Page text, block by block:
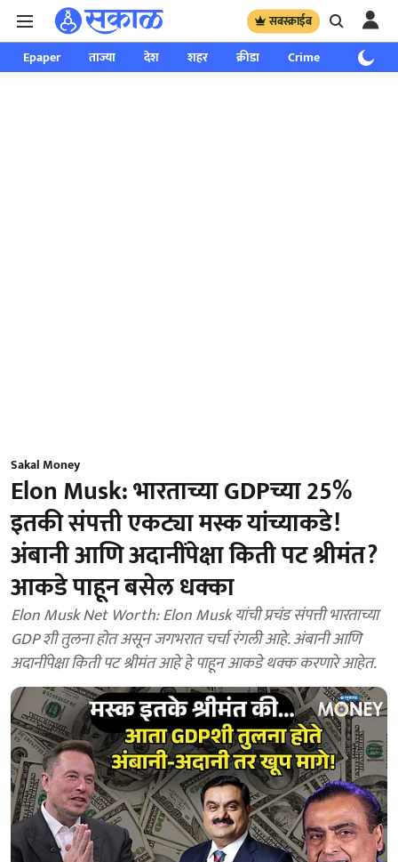
सबस्क्राईब
Epaper ताज्या देश शहर क्रीडा Crime साप्ताहिक
Sakal Money
Elon Musk: भारताच्या GDPच्या 25%
इतकी संपत्ती एकट्या मस्क यांच्याकडे!
अंबानी आणि अदानींपेक्षा किती पट श्रीमंत?
आकडे पाहून बसेल धक्का
Elon Musk Net Worth: Elon Musk यांची प्रचंड संपत्ती भारताच्या
GDP शी तुलना होत असून जगभरात चर्चा रंगली आहे. अंबानी आणि
अदानींपेक्षा किती पट श्रीमंत आहे हे पाहून आकडे थक्क करणारे आहेत.